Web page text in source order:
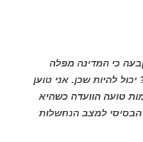
כי המדינה מפלה
להיות שכן. אני טוען
טועה הוועדה כשהיא
למצב הנחשלות